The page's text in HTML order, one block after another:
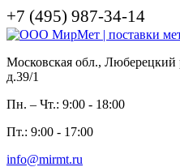
+7 (495) 987-34-14
Московская обл., Люберецкий
д.39/1
Пн. – Чт.: 9:00 - 18:00
Пт.: 9:00 - 17:00
info@mirmt.ru